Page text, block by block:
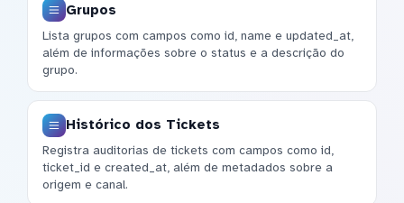
Grupos
Lista grupos com campos como id, name e updated_at,
além de informações sobre o status e a descrição do
grupo.
Histórico dos Tickets
Registra auditorias de tickets com campos como id,
ticket_id e created_at, além de metadados sobre a
origem e canal.